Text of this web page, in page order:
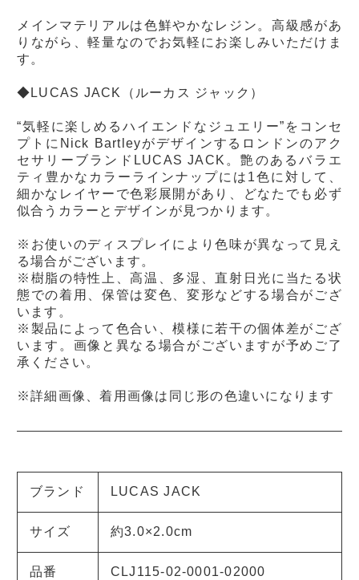
メインマテリアルは色鮮やかなレジン。高級感があ
りながら、軽量なのでお気軽にお楽しみいただけま
す。
◆LUCAS JACK（ルーカス ジャック）
“気軽に楽しめるハイエンドなジュエリー”をコンセ
プトにNick Bartleyがデザインするロンドンのアク
セサリーブランドLUCAS JACK。艶のあるバラエ
ティ豊かなカラーラインナップには1色に対して、
細かなレイヤーで色彩展開があり、どなたでも必ず
似合うカラーとデザインが見つかります。
※お使いのディスプレイにより色味が異なって見え
る場合がございます。
※樹脂の特性上、高温、多湿、直射日光に当たる状
態での着用、保管は変色、変形などする場合がござ
います。
※製品によって色合い、模様に若干の個体差がござ
います。画像と異なる場合がございますが予めご了
承ください。
※詳細画像、着用画像は同じ形の色違いになります
ブランド LUCAS JACK
サイズ 約3.0×2.0cm
品番 CLJ115-02-0001-02000